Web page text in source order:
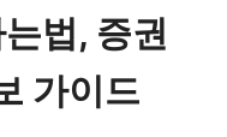
법, 증권
가이드